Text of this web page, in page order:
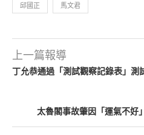
邱國正 馬文君
上一篇報導
丁允恭通過「測試觀察記錄表」測
太魯閣事故肇因「運氣不好